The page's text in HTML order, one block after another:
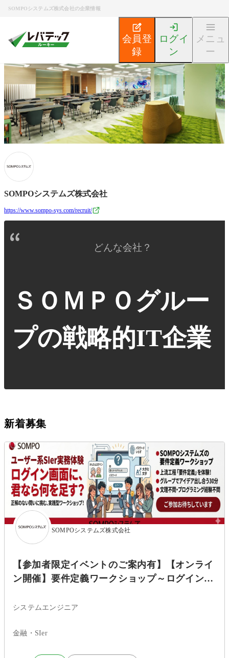
SOMPOシステムズ株式会社の企業情報
会員登
録
ログイ
ン
メニュ
ー
企業検索 SOMPOシステムズ
SOMPOシステムズ株式会社
https://www.sompo-sys.com/recruit/
どんな会社？
ＳＯＭＰＯグルー
プの戦略的IT企業
新着募集
SOMPOシステムズ株式会社
【参加者限定イベントのご案内有】【オンライ
ン開催】要件定義ワークショップ～ログイン画
む30分～
システムエンジニア
金融・SIer